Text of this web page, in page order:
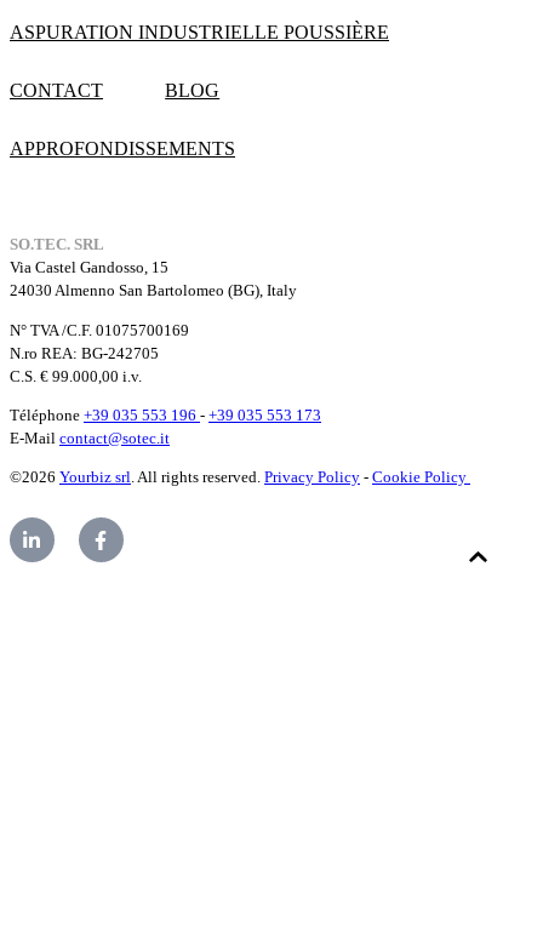
ASPURATION INDUSTRIELLE POUSSIÈRE
CONTACT BLOG
APPROFONDISSEMENTS
SO.TEC. SRL
Via Castel Gandosso, 15
24030 Almenno San Bartolomeo (BG), Italy
N° TVA /C.F. 01075700169
N.ro REA: BG-242705
C.S. € 99.000,00 i.v.
Téléphone +39 035 553 196 - +39 035 553 173
E-Mail contact@sotec.it
©2026 Yourbiz srl. All rights reserved. Privacy Policy - Cookie Policy